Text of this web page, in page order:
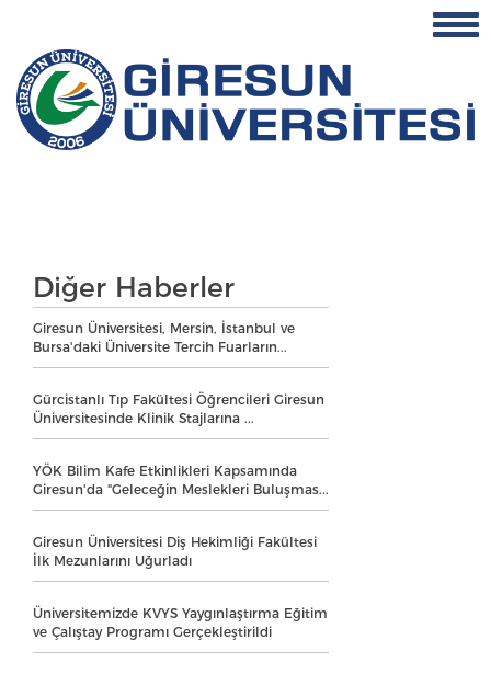
Diğer Haberler
Giresun Üniversitesi, Mersin, İstanbul ve
Bursa'daki Üniversite Tercih Fuarların...
Gürcistanlı Tıp Fakültesi Öğrencileri Giresun
Üniversitesinde Klinik Stajlarına ...
YÖK Bilim Kafe Etkinlikleri Kapsamında
Giresun'da "Geleceğin Meslekleri Buluşmas...
Giresun Üniversitesi Diş Hekimliği Fakültesi
İlk Mezunlarını Uğurladı
Üniversitemizde KVYS Yaygınlaştırma Eğitim
ve Çalıştay Programı Gerçekleştirildi